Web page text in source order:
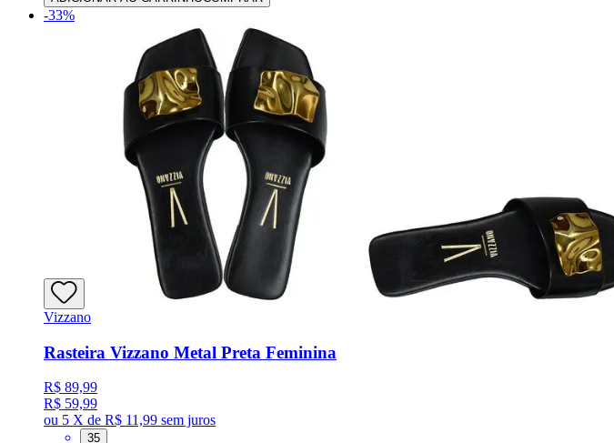
-33%
Vizzano
Rasteira Vizzano Metal Preta Feminina
R$ 89,99
R$ 59,99
ou 5 X de R$ 11,99 sem juros
35